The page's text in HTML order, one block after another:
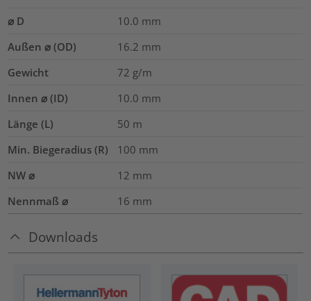
⌀ D 10.0 mm
Außen ⌀ (OD)
16.2 mm
Gewicht
72 g/m
Innen ⌀ (ID)
10.0 mm
Länge (L)
50 m
Min. Biegeradius (R)
100 mm
NW ⌀
12 mm
Nennmaß ⌀
16 mm
Downloads